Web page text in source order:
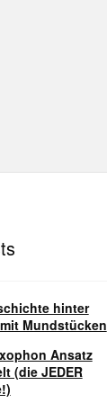
hinter
Mundstücken
Ansatz
(die JEDER